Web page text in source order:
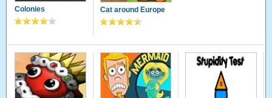
Colonies Cat around Europe